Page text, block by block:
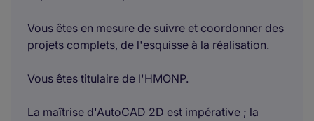
Vous êtes en mesure de suivre et coordonner des
projets complets, de l'esquisse à la réalisation.
Vous êtes titulaire de l'HMONP.
La maîtrise d'AutoCAD 2D est impérative ; la